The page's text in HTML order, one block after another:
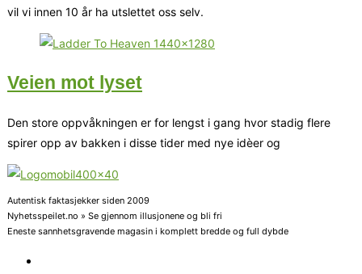
vil vi innen 10 år ha utslettet oss selv.
Veien mot lyset
Den store oppvåkningen er for lengst i gang hvor stadig flere
spirer opp av bakken i disse tider med nye idèer og
Autentisk faktasjekker siden 2009
Nyhetsspeilet.no » Se gjennom illusjonene og bli fri
Eneste sannhetsgravende magasin i komplett bredde og full dybde